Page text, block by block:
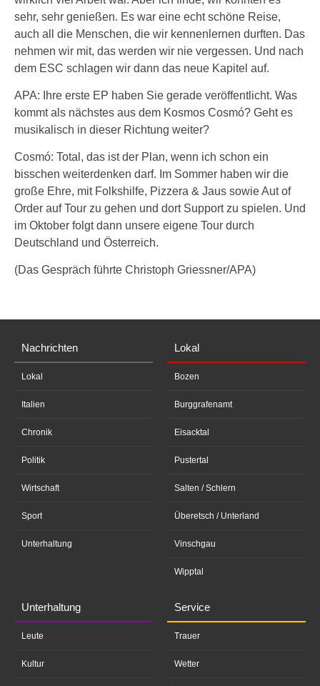
sehr, sehr genießen. Es war eine echt schöne Reise,
auch all die Menschen, die wir kennenlernen durften. Das
nehmen wir mit, das werden wir nie vergessen. Und nach
dem ESC schlagen wir dann das neue Kapitel auf.
APA: Ihre erste EP haben Sie gerade veröffentlicht. Was
kommt als nächstes aus dem Kosmos Cosmó? Geht es
musikalisch in dieser Richtung weiter?
Cosmó: Total, das ist der Plan, wenn ich schon ein
bisschen weiterdenken darf. Im Sommer haben wir die
große Ehre, mit Folkshilfe, Pizzera & Jaus sowie Aut of
Order auf Tour zu gehen und dort Support zu spielen. Und
im Oktober folgt dann unsere eigene Tour durch
Deutschland und Österreich.
(Das Gespräch führte Christoph Griessner/APA)
Nachrichten
Lokal
Italien
Chronik
Politik
Wirtschaft
Sport
Unterhaltung
Lokal
Bozen
Burggrafenamt
Eisacktal
Pustertal
Salten / Schlern
Überetsch / Unterland
Vinschgau
Wipptal
Unterhaltung
Leute
Kultur
Service
Trauer
Wetter